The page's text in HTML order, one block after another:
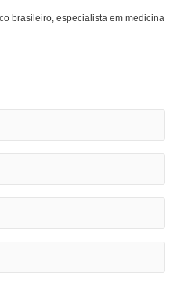
brasileiro, especialista em medicina